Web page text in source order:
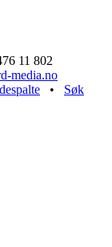
11 802
media.no
• Søk